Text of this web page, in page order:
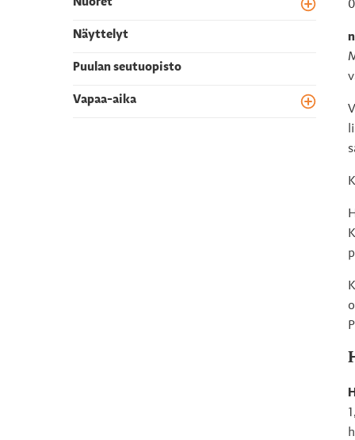
Nuoret
Toggle
Näyttelyt
Puulan seutuopisto
Vapaa-aika
Toggle